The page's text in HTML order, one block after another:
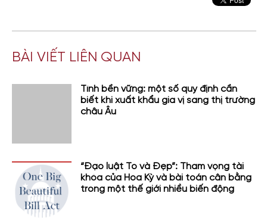
BÀI VIẾT LIÊN QUAN
Tính bền vững: một số quy định cần
biết khi xuất khẩu gia vị sang thị trường
châu Âu
“Đạo luật To và Đẹp”: Tham vọng tài
khóa của Hoa Kỳ và bài toán cân bằng
trong một thế giới nhiều biến động